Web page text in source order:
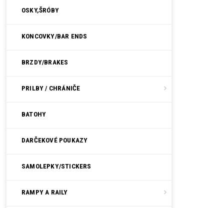
OSKY,ŠRÓBY
KONCOVKY/BAR ENDS
BRZDY/BRAKES
PRILBY / CHRÁNIČE
BATOHY
DARČEKOVÉ POUKAZY
SAMOLEPKY/STICKERS
RAMPY A RAILY